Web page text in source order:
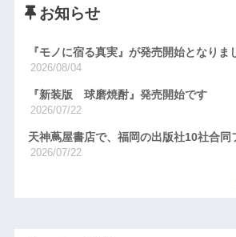
お知らせ
『モノに宿る真実』が発売開始となりま
2026/08/04
『新装版 球磨焼酎』発売開始です
2026/07/22
天神蔦屋書店で、福岡の出版社10社合同
2026/07/22